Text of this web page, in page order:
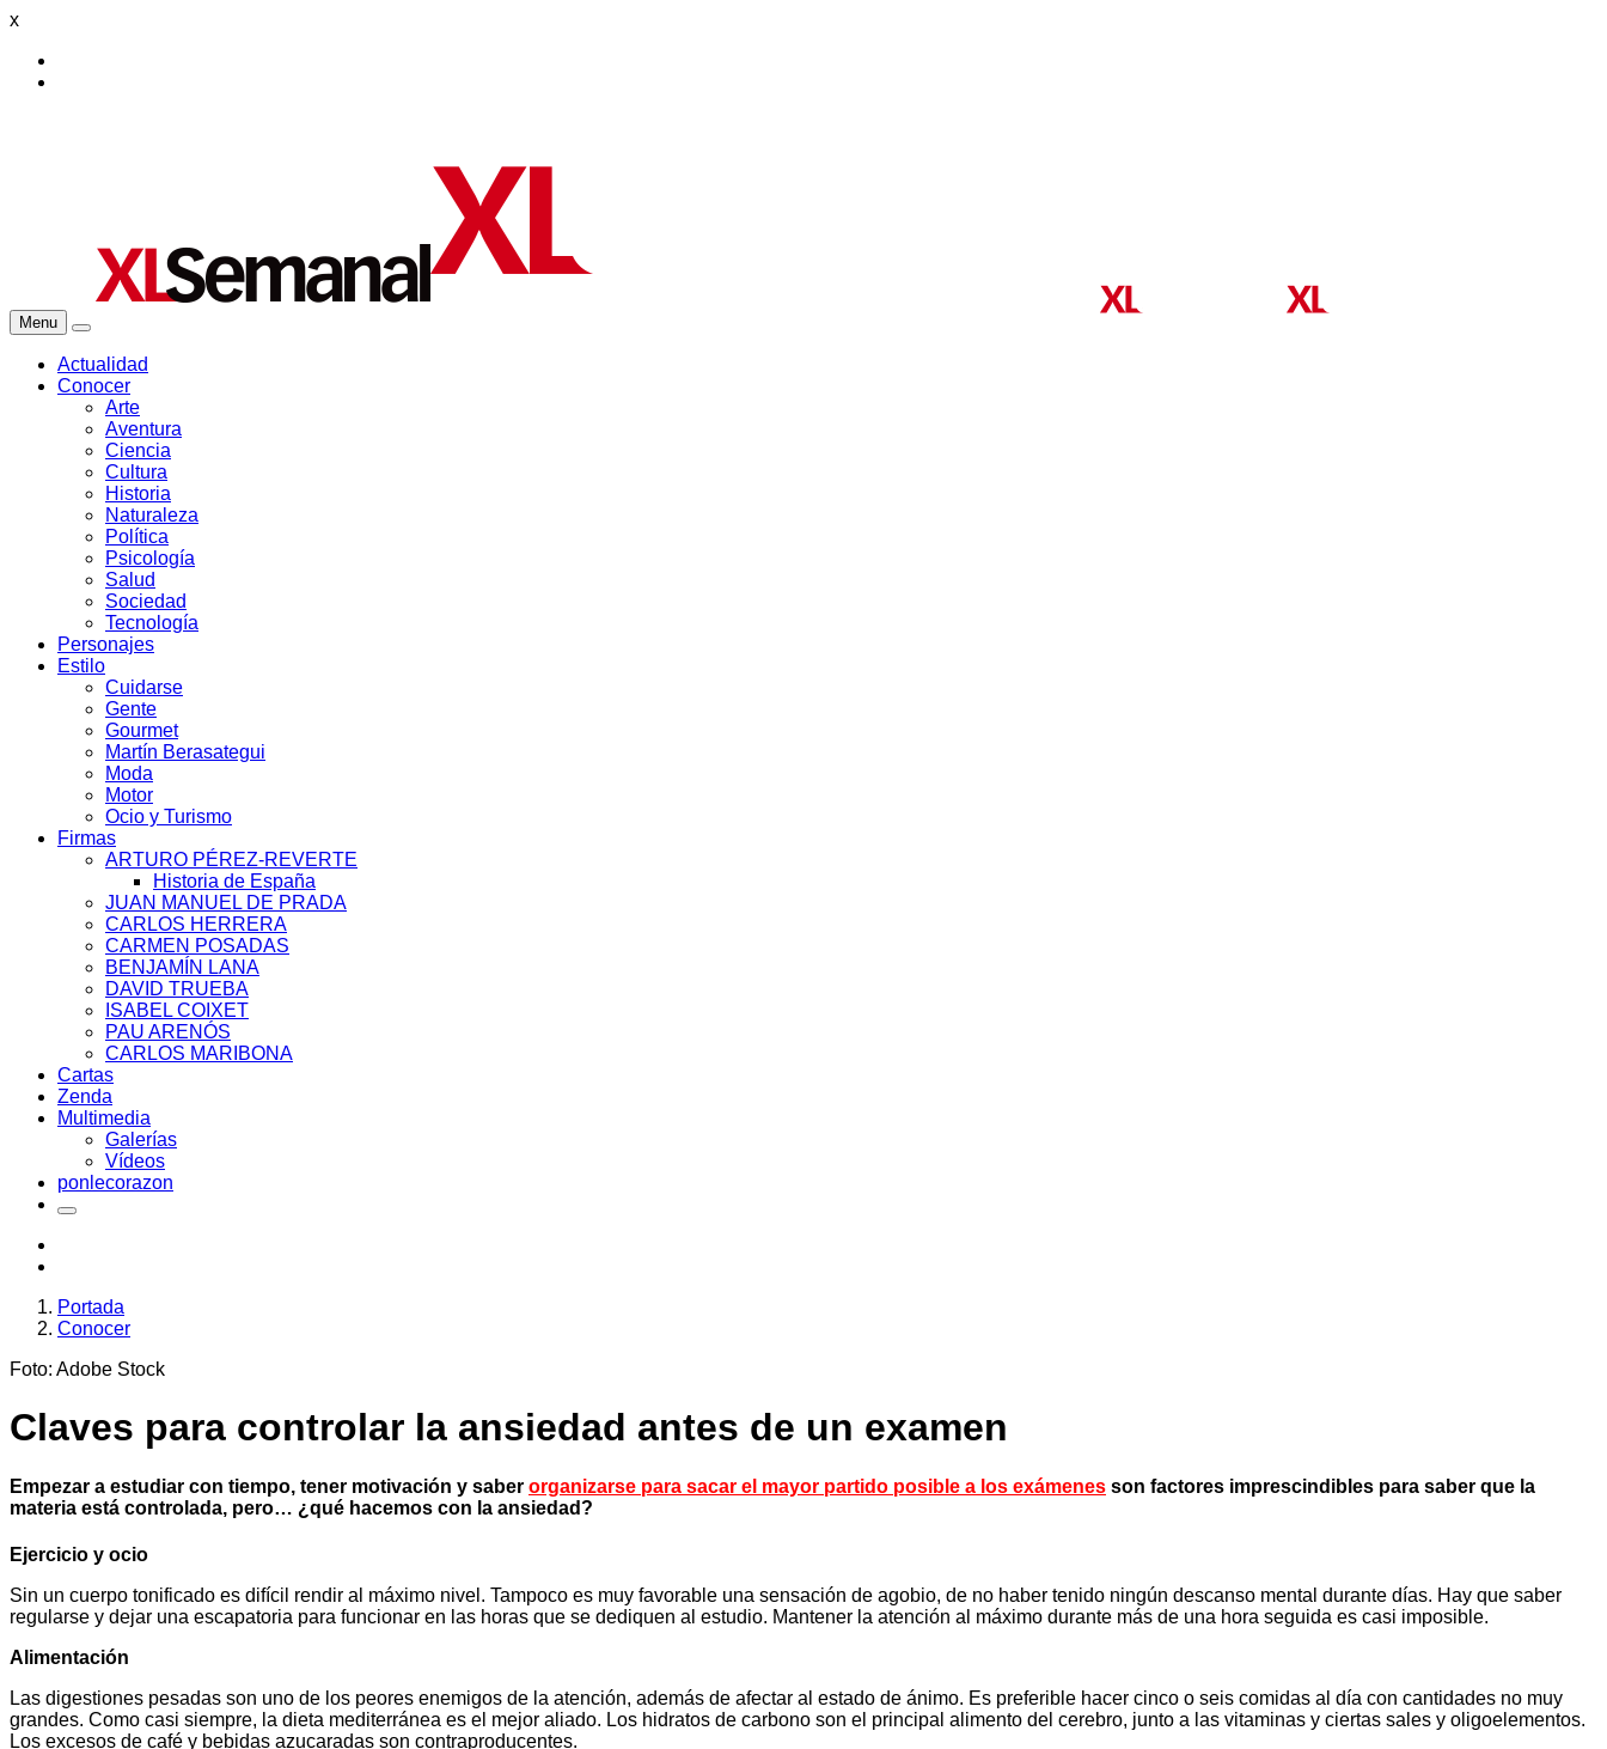
x
Menu
Actualidad
Conocer
Arte
Aventura
Ciencia
Cultura
Historia
Naturaleza
Política
Psicología
Salud
Sociedad
Tecnología
Personajes
Estilo
Cuidarse
Gente
Gourmet
Martín Berasategui
Moda
Motor
Ocio y Turismo
Firmas
ARTURO PÉREZ-REVERTE
Historia de España
JUAN MANUEL DE PRADA
CARLOS HERRERA
CARMEN POSADAS
BENJAMÍN LANA
DAVID TRUEBA
ISABEL COIXET
PAU ARENÓS
CARLOS MARIBONA
Cartas
Zenda
Multimedia
Galerías
Vídeos
ponlecorazon
Portada
Conocer
Foto: Adobe Stock
Claves para controlar la ansiedad antes de un examen
Empezar a estudiar con tiempo, tener motivación y saber organizarse para sacar el mayor partido posible a los exámenes son factores imprescindibles para saber que la
materia está controlada, pero… ¿qué hacemos con la ansiedad?
Ejercicio y ocio
Sin un cuerpo tonificado es difícil rendir al máximo nivel. Tampoco es muy favorable una sensación de agobio, de no haber tenido ningún descanso mental durante días. Hay que saber
regularse y dejar una escapatoria para funcionar en las horas que se dediquen al estudio. Mantener la atención al máximo durante más de una hora seguida es casi imposible.
Alimentación
Las digestiones pesadas son uno de los peores enemigos de la atención, además de afectar al estado de ánimo. Es preferible hacer cinco o seis comidas al día con cantidades no muy
grandes. Como casi siempre, la dieta mediterránea es el mejor aliado. Los hidratos de carbono son el principal alimento del cerebro, junto a las vitaminas y ciertas sales y oligoelementos.
Los excesos de café y bebidas azucaradas son contraproducentes.